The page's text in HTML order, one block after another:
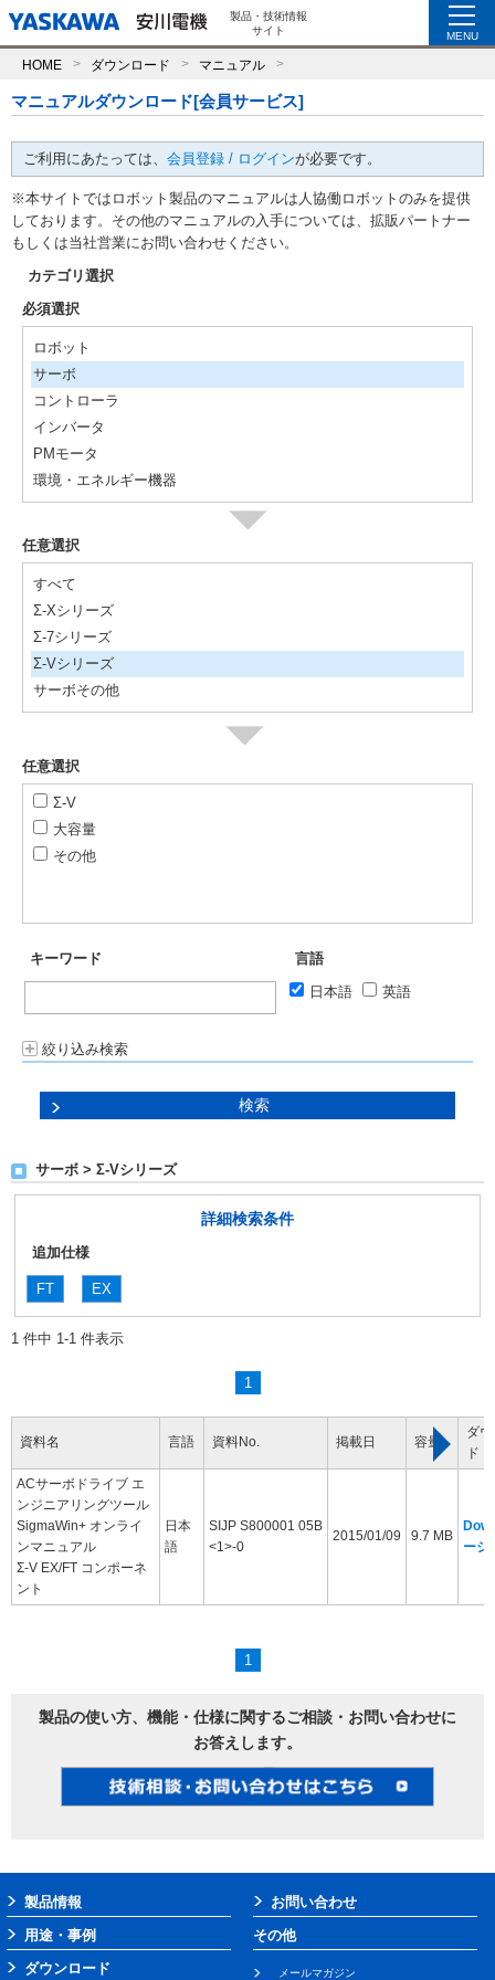
製品・技術情報
サイト
MENU
HOME ダウンロード マニュアル
マニュアルダウンロード[会員サービス]
ご利用にあたっては、 会員登録 / ログインが必要です。
※本サイトではロボット製品のマニュアルは人協働ロボットのみを提供
しております。その他のマニュアルの入手については、拡販パートナー
もしくは当社営業にお問い合わせください。
カテゴリ選択
必須選択
ロボット
サーボ
コントローラ
インバータ
PMモータ
環境・エネルギー機器
任意選択
すべて
Σ-Xシリーズ
Σ-7シリーズ
Σ-Vシリーズ
サーボその他
任意選択
Σ-V
大容量
その他
キーワード
言語
日本語
英語
絞り込み検索
サーボ > Σ-Vシリーズ
詳細検索条件
追加仕様
FT EX
1 件中 1-1 件表示
1
資料名 言語 資料No. 掲載日 容量
ダ
ド
ACサーボドライブ エ
ンジニアリングツール
SigmaWin+ オンライ
ンマニュアル
Σ-V EX/FT コンポーネ
ント
日本
語
SIJP S800001 05B
<1>-0
2015/01/09 9.7 MB
ージ
1
製品の使い方、機能・仕様に関するご相談・お問い合わせに
お答えします。
製品情報
用途・事例
ダウンロード
お問い合わせ
その他
メールマガジン